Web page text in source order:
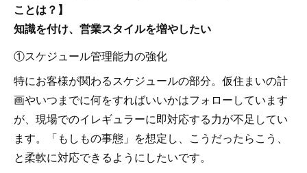
ことは？】
知識を付け、営業スタイルを増やしたい
①スケジュール管理能力の強化
特にお客様が関わるスケジュールの部分。仮住まいの計
画やいつまでに何をすればいいかはフォローしています
が、現場でのイレギュラーに即対応する力が不足してい
ます。「もしもの事態」を想定し、こうだったらこう、
と柔軟に対応できるようにしたいです。